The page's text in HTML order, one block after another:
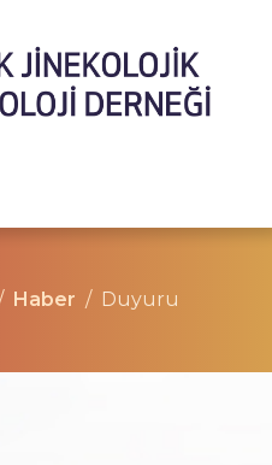
Haber Duyuru